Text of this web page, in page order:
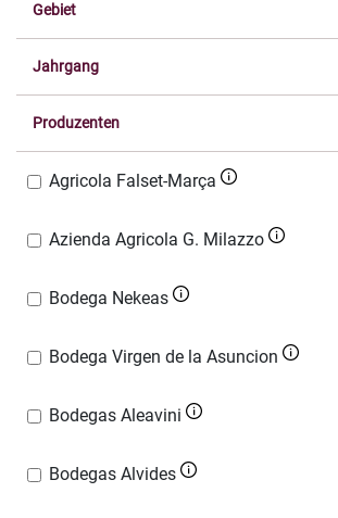
Gebiet
Jahrgang
Produzenten
Agricola Falset-Marça
Azienda Agricola G. Milazzo
Bodega Nekeas
Bodega Virgen de la Asuncion
Bodegas Aleavini
Bodegas Alvides